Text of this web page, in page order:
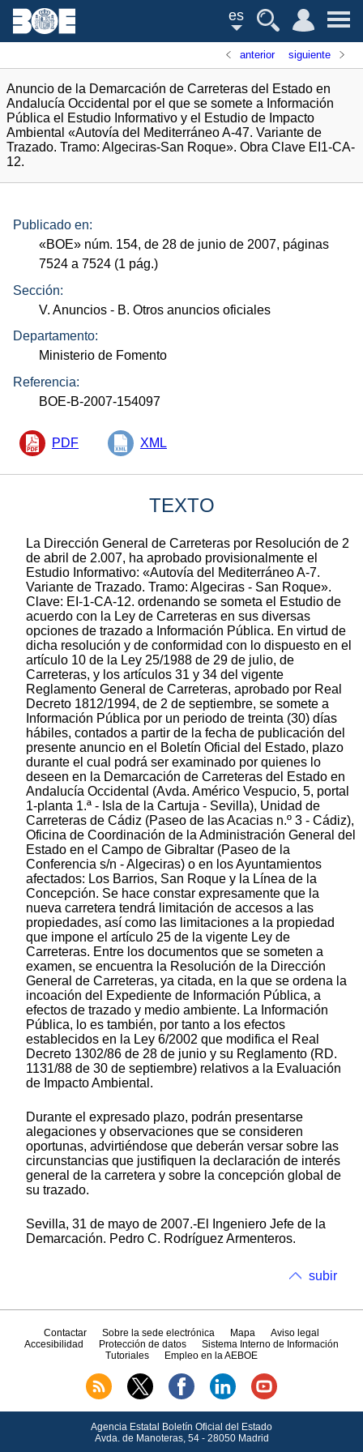
es
anterior siguiente
Anuncio de la Demarcación de Carreteras del Estado en
Andalucía Occidental por el que se somete a Información
Pública el Estudio Informativo y el Estudio de Impacto
Ambiental «Autovía del Mediterráneo A-47. Variante de
Trazado. Tramo: Algeciras-San Roque». Obra Clave EI1-CA-
12.
Publicado en:
«BOE» núm. 154, de 28 de junio de 2007, páginas
7524 a 7524 (1 pág.)
Sección:
V. Anuncios - B. Otros anuncios oficiales
Departamento:
Ministerio de Fomento
Referencia:
BOE-B-2007-154097
PDF XML
TEXTO
La Dirección General de Carreteras por Resolución de 2
de abril de 2.007, ha aprobado provisionalmente el
Estudio Informativo: «Autovía del Mediterráneo A-7.
Variante de Trazado. Tramo: Algeciras - San Roque».
Clave: EI-1-CA-12. ordenando se someta el Estudio de
acuerdo con la Ley de Carreteras en sus diversas
opciones de trazado a Información Pública. En virtud de
dicha resolución y de conformidad con lo dispuesto en el
artículo 10 de la Ley 25/1988 de 29 de julio, de
Carreteras, y los artículos 31 y 34 del vigente
Reglamento General de Carreteras, aprobado por Real
Decreto 1812/1994, de 2 de septiembre, se somete a
Información Pública por un periodo de treinta (30) días
hábiles, contados a partir de la fecha de publicación del
presente anuncio en el Boletín Oficial del Estado, plazo
durante el cual podrá ser examinado por quienes lo
deseen en la Demarcación de Carreteras del Estado en
Andalucía Occidental (Avda. Américo Vespucio, 5, portal
1-planta 1.ª - Isla de la Cartuja - Sevilla), Unidad de
Carreteras de Cádiz (Paseo de las Acacias n.º 3 - Cádiz),
Oficina de Coordinación de la Administración General del
Estado en el Campo de Gibraltar (Paseo de la
Conferencia s/n - Algeciras) o en los Ayuntamientos
afectados: Los Barrios, San Roque y la Línea de la
Concepción. Se hace constar expresamente que la
nueva carretera tendrá limitación de accesos a las
propiedades, así como las limitaciones a la propiedad
que impone el artículo 25 de la vigente Ley de
Carreteras. Entre los documentos que se someten a
examen, se encuentra la Resolución de la Dirección
General de Carreteras, ya citada, en la que se ordena la
incoación del Expediente de Información Pública, a
efectos de trazado y medio ambiente. La Información
Pública, lo es también, por tanto a los efectos
establecidos en la Ley 6/2002 que modifica el Real
Decreto 1302/86 de 28 de junio y su Reglamento (RD.
1131/88 de 30 de septiembre) relativos a la Evaluación
de Impacto Ambiental.
Durante el expresado plazo, podrán presentarse
alegaciones y observaciones que se consideren
oportunas, advirtiéndose que deberán versar sobre las
circunstancias que justifiquen la declaración de interés
general de la carretera y sobre la concepción global de
su trazado.
Sevilla, 31 de mayo de 2007.-El Ingeniero Jefe de la
Demarcación. Pedro C. Rodríguez Armenteros.
subir
Contactar Sobre la sede electrónica Mapa
Aviso legal
Accesibilidad
Protección de datos
Sistema Interno de Información
Tutoriales
Empleo en la AEBOE
Agencia Estatal Boletín Oficial del Estado
Avda. de Manoteras, 54 - 28050 Madrid